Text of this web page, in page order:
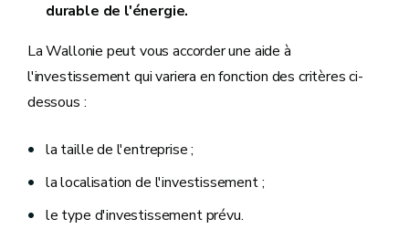
durable de l'énergie.
La Wallonie peut vous accorder une aide à
l'investissement qui variera en fonction des critères ci-
dessous :
la taille de l'entreprise ;
la localisation de l'investissement ;
le type d'investissement prévu.